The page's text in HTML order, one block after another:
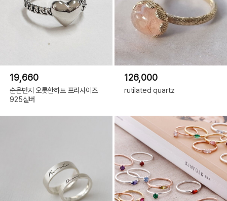
19,660
순은반지 오롯한하트 프리사이즈
925실버
126,000
rutilated quartz